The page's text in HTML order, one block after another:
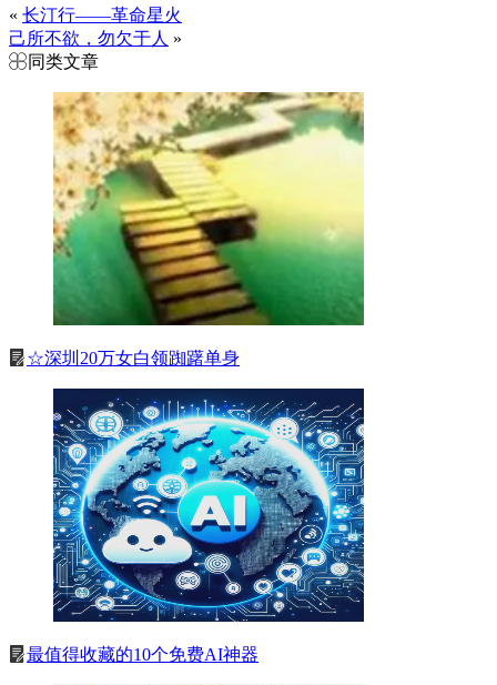
« 长汀行——革命星火
己所不欲，勿欠于人 »
同类文章
☆深圳20万女白领踟躇单身
最值得收藏的10个免费AI神器